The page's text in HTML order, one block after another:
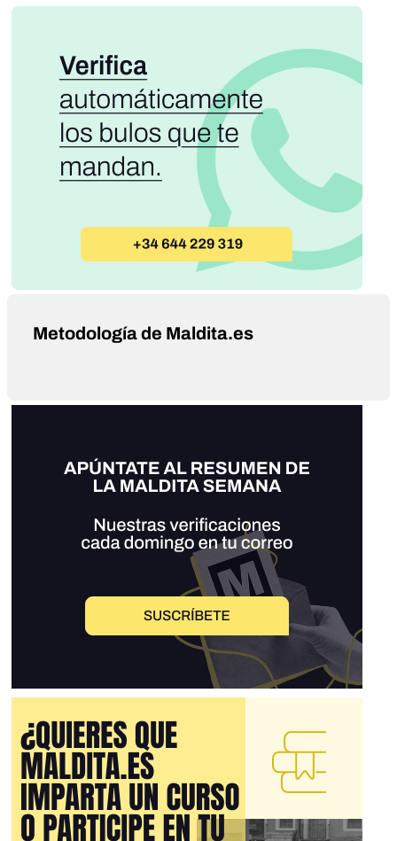
Metodología de Maldita.es